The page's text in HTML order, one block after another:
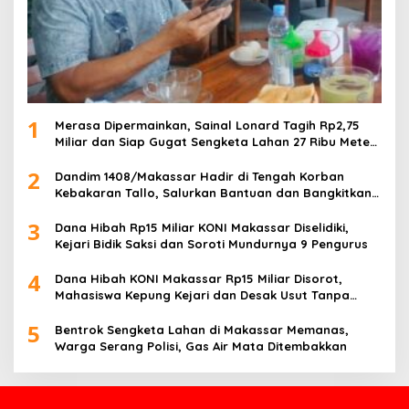
1
Merasa Dipermainkan, Sainal Lonard Tagih Rp2,75
Miliar dan Siap Gugat Sengketa Lahan 27 Ribu Meter
2
Dandim 1408/Makassar Hadir di Tengah Korban
Kebakaran Tallo, Salurkan Bantuan dan Bangkitkan
3
Dana Hibah Rp15 Miliar KONI Makassar Diselidiki,
Kejari Bidik Saksi dan Soroti Mundurnya 9 Pengurus
4
Dana Hibah KONI Makassar Rp15 Miliar Disorot,
Mahasiswa Kepung Kejari dan Desak Usut Tanpa
5
Bentrok Sengketa Lahan di Makassar Memanas,
Warga Serang Polisi, Gas Air Mata Ditembakkan